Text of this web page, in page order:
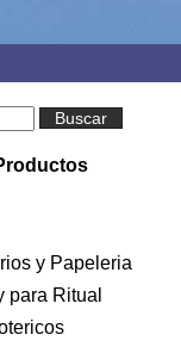
Buscar
y Papeleria
para Ritual